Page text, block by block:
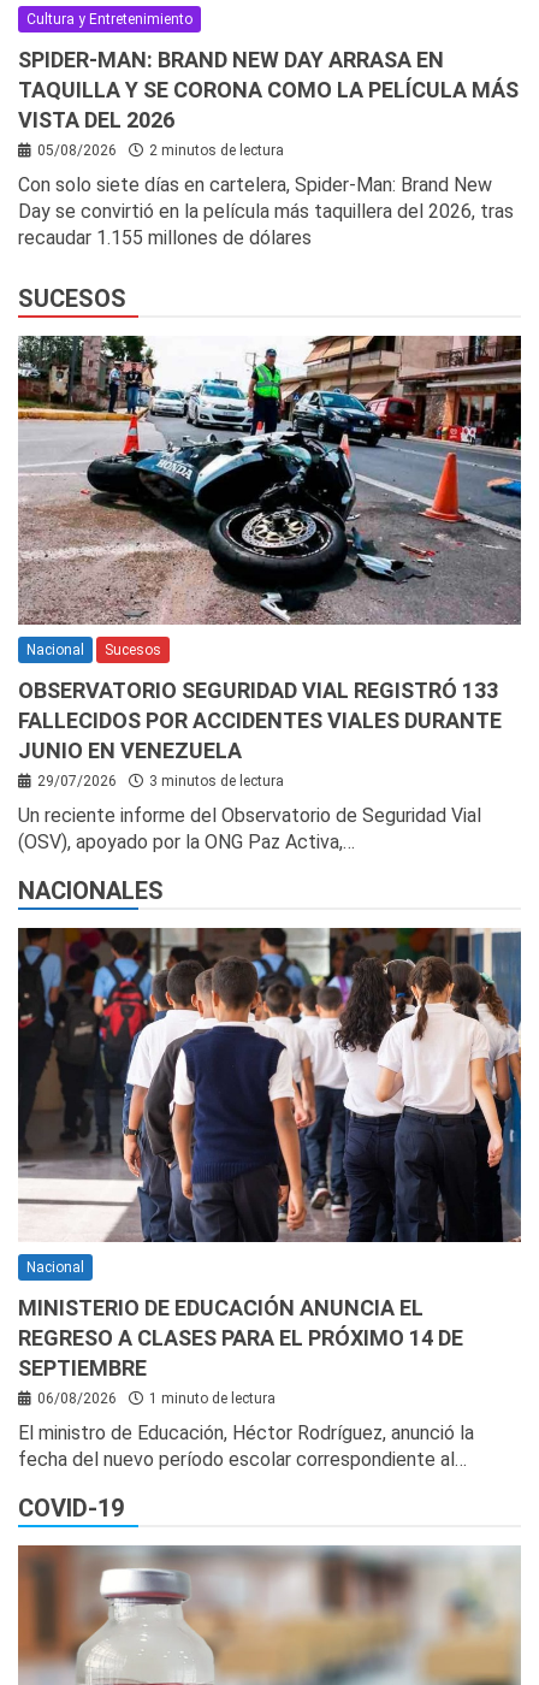
Cultura y Entretenimiento
SPIDER-MAN: BRAND NEW DAY ARRASA EN
TAQUILLA Y SE CORONA COMO LA PELÍCULA MÁS
VISTA DEL 2026
05/08/2026 2 minutos de lectura
Con solo siete días en cartelera, Spider-Man: Brand New
Day se convirtió en la película más taquillera del 2026, tras
recaudar 1.155 millones de dólares
SUCESOS
Nacional Sucesos
OBSERVATORIO SEGURIDAD VIAL REGISTRÓ 133
FALLECIDOS POR ACCIDENTES VIALES DURANTE
JUNIO EN VENEZUELA
29/07/2026 3 minutos de lectura
Un reciente informe del Observatorio de Seguridad Vial
(OSV), apoyado por la ONG Paz Activa,…
NACIONALES
Nacional
MINISTERIO DE EDUCACIÓN ANUNCIA EL
REGRESO A CLASES PARA EL PRÓXIMO 14 DE
SEPTIEMBRE
06/08/2026 1 minuto de lectura
El ministro de Educación, Héctor Rodríguez, anunció la
fecha del nuevo período escolar correspondiente al…
COVID-19